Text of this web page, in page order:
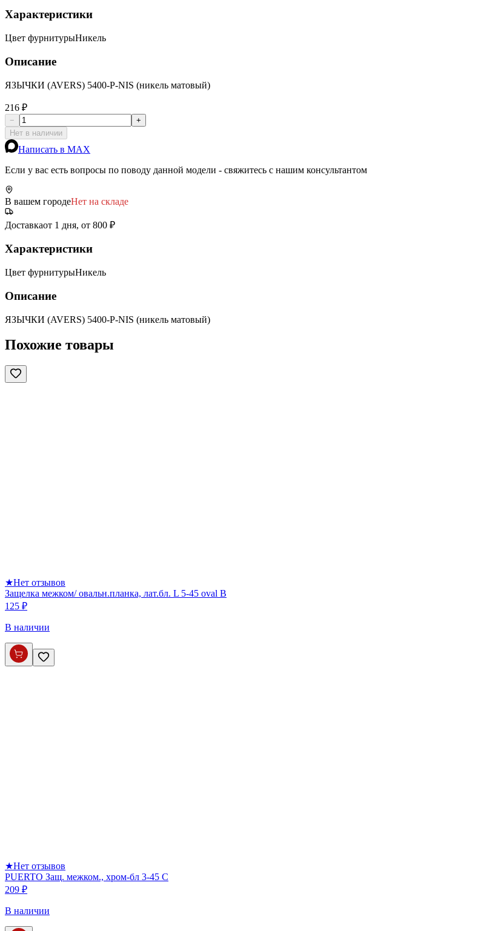
Характеристики
Цвет фурнитурыНикель
Описание
ЯЗЫЧКИ (AVERS) 5400-P-NIS (никель матовый)
216 ₽
−
+
Нет в наличии
Написать в MAX
Если у вас есть вопросы по поводу данной модели - свяжитесь с нашим консультантом
В вашем городеНет на складе
Доставкаот 1 дня, от 800 ₽
Характеристики
Цвет фурнитурыНикель
Описание
ЯЗЫЧКИ (AVERS) 5400-P-NIS (никель матовый)
Похожие товары
★Нет отзывов
Защелка межком/ овальн.планка, лат.бл. L 5-45 oval B
125 ₽
В наличии
★Нет отзывов
PUERTO Защ. межком., хром-бл 3-45 С
209 ₽
В наличии